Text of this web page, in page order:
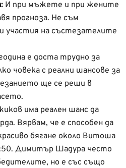
И при мъжете и при жените
прогноза. Не съм
участия на състезателите
е доста трудно за
човека с реални шансове за
ще се реши в
има реален шанс да
Вярвам, че е способен да
бягане около Витоша
Димитър Шадура често
но е със също